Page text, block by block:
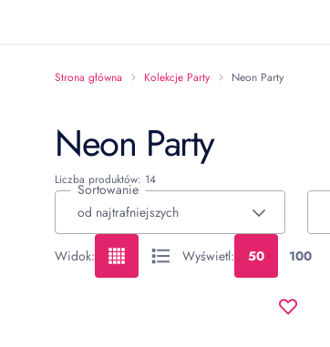
Strona główna Kolekcje Party Neon Party
Neon Party
Liczba produktów: 14
Sortowanie
Widok: Wyświetl: 50 100